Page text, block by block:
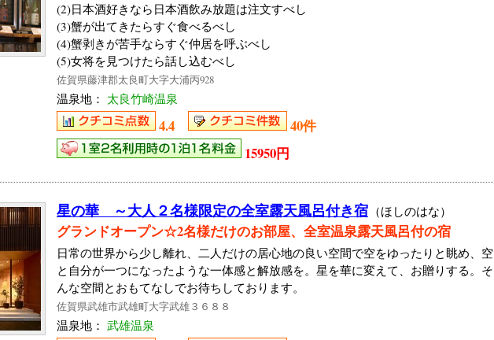
(2)日本酒好きなら日本酒飲み放題は注文すべし
(3)蟹が出てきたらすぐ食べるべし
(4)蟹剥きが苦手ならすぐ仲居を呼ぶべし
(5)女将を見つけたら話し込むべし
佐賀県藤津郡太良町大字大浦丙928
温泉地： 太良竹崎温泉
4.4
40件
15950円
星の華 ～大人２名様限定の全室露天風呂付き宿 （ほしのはな）
グランドオープン☆2名様だけのお部屋、全室温泉露天風呂付の宿
日常の世界から少し離れ、二人だけの居心地の良い空間で空をゆったりと眺め、空
と自分が一つになったような一体感と解放感を。星を華に変えて、お贈りする。そ
んな空間とおもてなしでお待ちしております。
佐賀県武雄市武雄町大字武雄３６８８
温泉地： 武雄温泉